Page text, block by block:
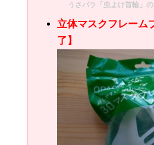
うさパラ「虫よけ首輪」
立体マスクフレーム
了】